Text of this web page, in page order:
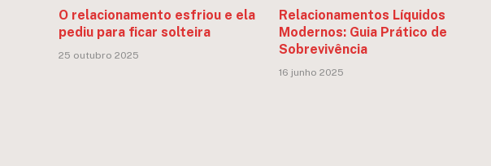
O relacionamento esfriou e ela
pediu para ficar solteira
25 outubro 2025
Relacionamentos Líquidos
Modernos: Guia Prático de
Sobrevivência
16 junho 2025